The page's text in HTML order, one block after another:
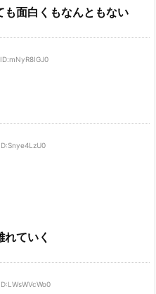
面白くもなんともない
ていく